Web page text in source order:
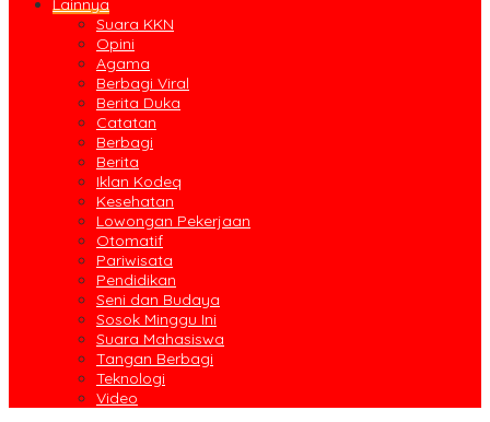
Lainnya
Suara KKN
Opini
Agama
Berbagi Viral
Berita Duka
Catatan
Berbagi
Berita
Iklan Kodeq
Kesehatan
Lowongan Pekerjaan
Otomatif
Pariwisata
Pendidikan
Seni dan Budaya
Sosok Minggu Ini
Suara Mahasiswa
Tangan Berbagi
Teknologi
Video